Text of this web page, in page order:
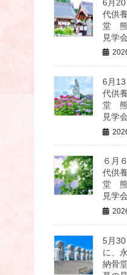
6月
代供
堂 熊
見学会
6月
代供
堂 熊
見学会
６月
代供
堂 熊
見学会
5月
に、
納骨